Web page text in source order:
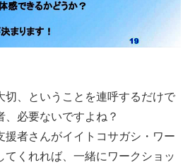
切、ということを連呼するだけで
必要ないですよね？
援者さんがイイトコサガシ・ワー
てくれれば、一緒にワークショッ